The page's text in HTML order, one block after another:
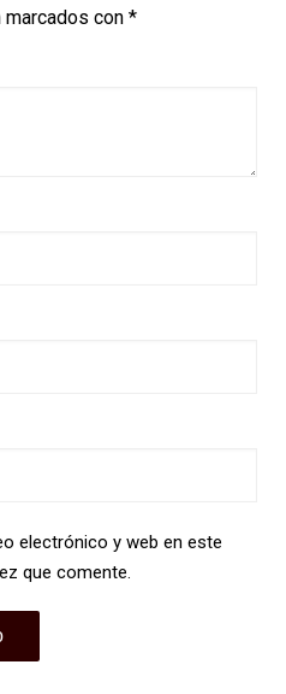
con *
electrónico y web en este
que comente.